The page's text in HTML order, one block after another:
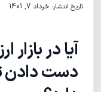
تاریخ انتشار: خرداد 7, 1401
آیا در
دست دادن